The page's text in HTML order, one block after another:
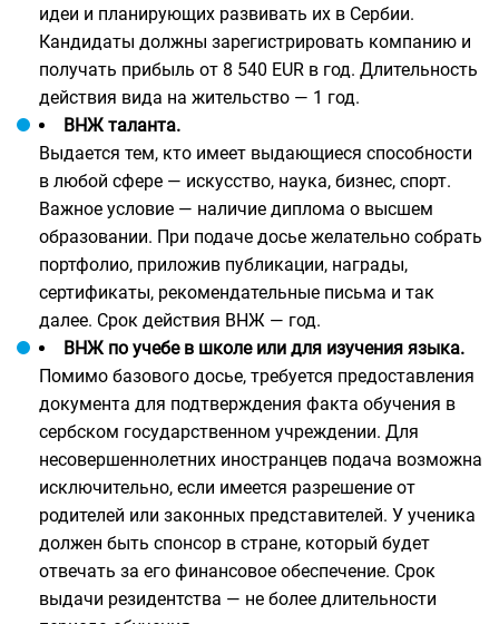
идеи и планирующих развивать их в Сербии.
Кандидаты должны зарегистрировать компанию и
получать прибыль от 8 540 EUR в год. Длительность
действия вида на жительство — 1 год.
ВНЖ таланта.
Выдается тем, кто имеет выдающиеся способности
в любой сфере — искусство, наука, бизнес, спорт.
Важное условие — наличие диплома о высшем
образовании. При подаче досье желательно собрать
портфолио, приложив публикации, награды,
сертификаты, рекомендательные письма и так
далее. Срок действия ВНЖ — год.
ВНЖ по учебе в школе или для изучения языка.
Помимо базового досье, требуется предоставления
документа для подтверждения факта обучения в
сербском государственном учреждении. Для
несовершеннолетних иностранцев подача возможна
исключительно, если имеется разрешение от
родителей или законных представителей. У ученика
должен быть спонсор в стране, который будет
отвечать за его финансовое обеспечение. Срок
выдачи резидентства — не более длительности